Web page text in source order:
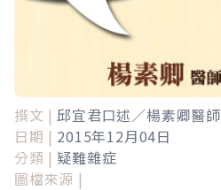
撰文 | 邱宜君口述／楊素卿醫師
日期 | 2015年12月04日
分類 | 疑難雜症
圖檔來源 |